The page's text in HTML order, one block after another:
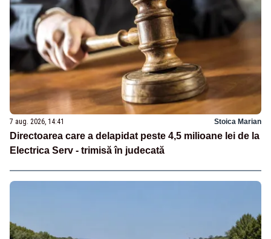
7 aug. 2026, 14:41 Stoica Marian
Directoarea care a delapidat peste 4,5 milioane lei de la
Electrica Serv - trimisă în judecată